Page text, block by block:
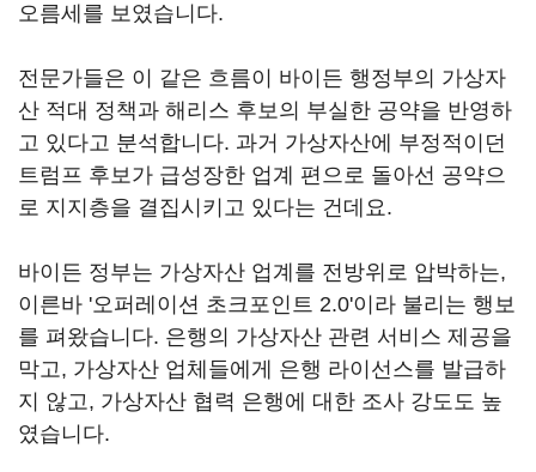
오름세를 보였습니다.
전문가들은 이 같은 흐름이 바이든 행정부의 가상자
산 적대 정책과 해리스 후보의 부실한 공약을 반영하
고 있다고 분석합니다. 과거 가상자산에 부정적이던
트럼프 후보가 급성장한 업계 편으로 돌아선 공약으
로 지지층을 결집시키고 있다는 건데요.
바이든 정부는 가상자산 업계를 전방위로 압박하는,
이른바 '오퍼레이션 초크포인트 2.0'이라 불리는 행보
를 펴왔습니다. 은행의 가상자산 관련 서비스 제공을
막고, 가상자산 업체들에게 은행 라이선스를 발급하
지 않고, 가상자산 협력 은행에 대한 조사 강도도 높
였습니다.